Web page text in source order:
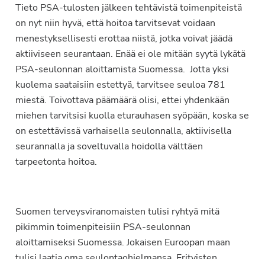
Tieto PSA-tulosten jälkeen tehtävistä toimenpiteistä
on nyt niin hyvä, että hoitoa tarvitsevat voidaan
menestyksellisesti erottaa niistä, jotka voivat jäädä
aktiiviseen seurantaan. Enää ei ole mitään syytä lykätä
PSA-seulonnan aloittamista Suomessa. Jotta yksi
kuolema saataisiin estettyä, tarvitsee seuloa 781
miestä. Toivottava päämäärä olisi, ettei yhdenkään
miehen tarvitsisi kuolla eturauhasen syöpään, koska se
on estettävissä varhaisella seulonnalla, aktiivisella
seurannalla ja soveltuvalla hoidolla välttäen
tarpeetonta hoitoa.
Suomen terveysviranomaisten tulisi ryhtyä mitä
pikimmin toimenpiteisiin PSA-seulonnan
aloittamiseksi Suomessa. Jokaisen Euroopan maan